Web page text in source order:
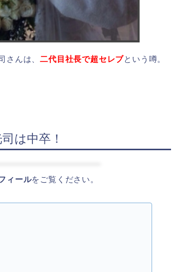
さんは、二代目社長で超セレブという噂。
は中卒！
ィールをご覧ください。